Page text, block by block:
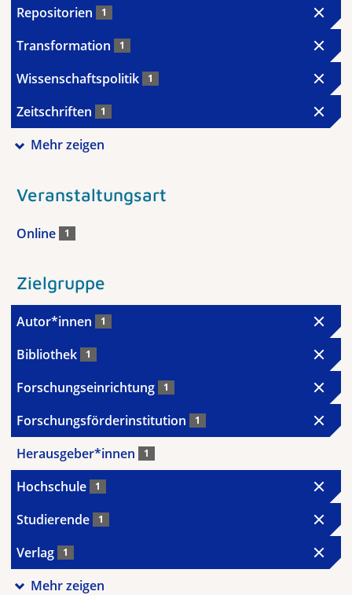
Repositorien 1
Transformation 1
Wissenschaftspolitik 1
Zeitschriften 1
Mehr zeigen
Veranstaltungsart
Online 1
Zielgruppe
Autor*innen 1
Bibliothek 1
Forschungseinrichtung 1
Forschungsförderinstitution 1
Herausgeber*innen 1
Hochschule 1
Studierende 1
Verlag 1
Mehr zeigen